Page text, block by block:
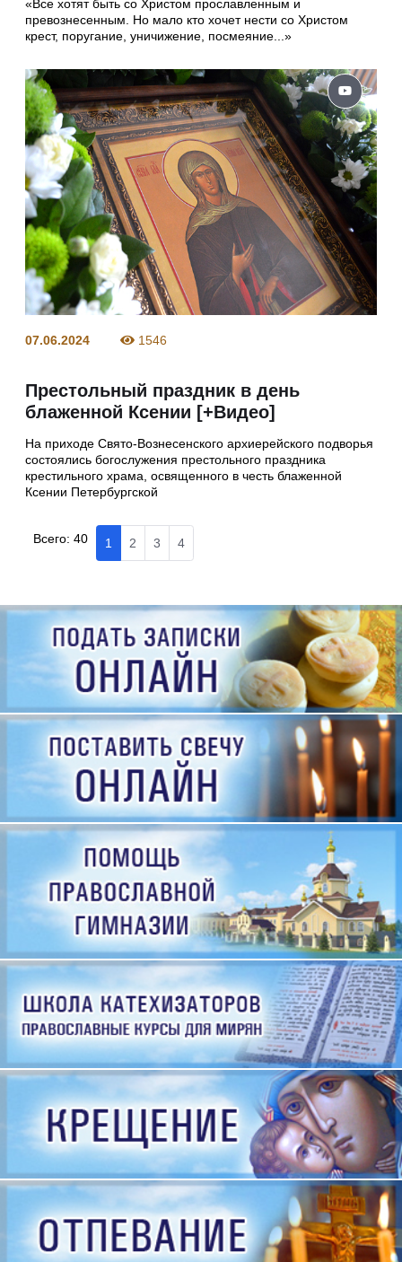
«Все хотят быть со Христом прославленным и
превознесенным. Но мало кто хочет нести со Христом
крест, поругание, уничижение, посмеяние...»
07.06.2024 1546
Престольный праздник в день
блаженной Ксении [+Видео]
На приходе Свято-Вознесенского архиерейского подворья
состоялись богослужения престольного праздника
крестильного храма, освященного в честь блаженной
Ксении Петербургской
Всего:40 1 2 3 4